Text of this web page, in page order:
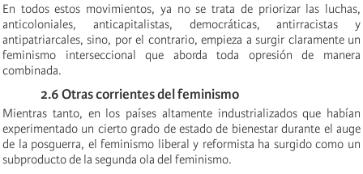
En todos estos movimientos, ya no se trata de priorizar las luchas,
anticoloniales, anticapitalistas, democráticas, antirracistas y
antipatriarcales, sino, por el contrario, empieza a surgir claramente un
feminismo interseccional que aborda toda opresión de manera
combinada.
2.6 Otras corrientes del feminismo
Mientras tanto, en los países altamente industrializados que habían
experimentado un cierto grado de estado de bienestar durante el auge
de la posguerra, el feminismo liberal y reformista ha surgido como un
subproducto de la segunda ola del feminismo.